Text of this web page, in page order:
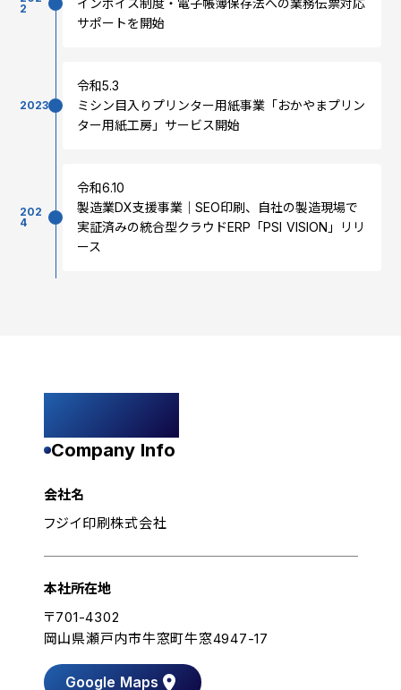
2
インボイス制度・電子帳簿保存法への業務伝票対応
サポートを開始
2023
令和5.3
ミシン目入りプリンター用紙事業「おかやまプリン
ター用紙工房」サービス開始
202
4
令和6.10
製造業DX支援事業｜SEO印刷、自社の製造現場で
実証済みの統合型クラウドERP「PSI VISION」リリ
ース
Company Info
会社名
フジイ印刷株式会社
本社所在地
〒701-4302
岡山県瀬戸内市牛窓町牛窓4947-17
Google Maps location_on